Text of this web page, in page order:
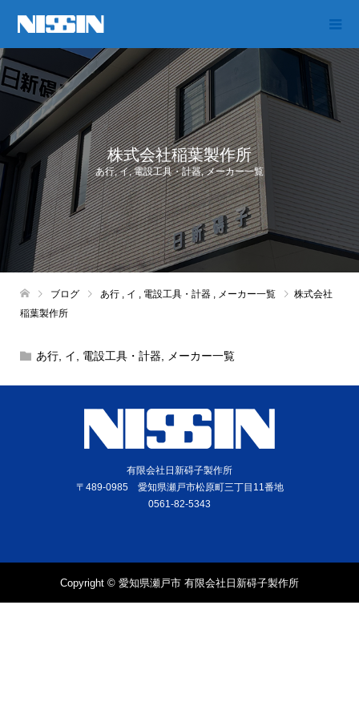
株式会社稲葉製作所
あ行,イ,電設工具・計器,メーカー一覧
ブログ あ行 イ 電設工具・計器 メーカー一覧
株式会社
稲葉製作所
あ行, イ 電設工具・計器 メーカー一覧
有限会社日新碍子製作所
〒489-0985 愛知県瀬戸市松原町三丁目11番地
0561-82-5343
Copyright © 愛知県瀬戸市 有限会社日新碍子製作所